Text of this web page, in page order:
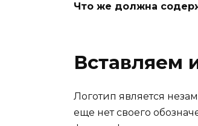
Что же должна
Вставляем
Логотип является
еще нет своего